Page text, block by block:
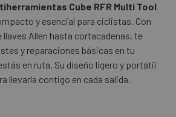
Cube RFR Multi Tool
y esencial para ciclistas. Con
llaves Allen hasta cortacadenas, te
y reparaciones básicas en tu
en ruta. Su diseño ligero y portátil
llevarla contigo en cada salida.